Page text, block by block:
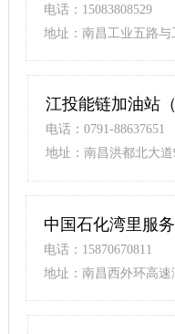
电话：15083808529
地址：南昌工业五路
江投能链加油站
电话：0791-88637651
地址：南昌洪都北大
中国石化湾里服
电话：15870670811
地址：南昌西外环高速